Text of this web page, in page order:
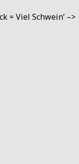
= Viel Schwein’ –>